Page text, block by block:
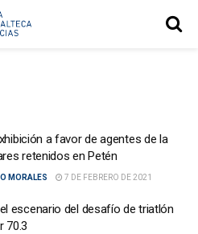
a favor de agentes de la
retenidos en Petén
MORALES 7 DE FEBRERO DE 2021
escenario del desafío de triatlón
70.3